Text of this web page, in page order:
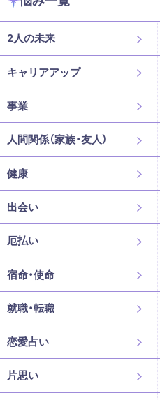
2人の未来
キャリアアップ
事業
人間関係（家族・友人）
健康
出会い
厄払い
宿命・使命
就職・転職
恋愛占い
片思い